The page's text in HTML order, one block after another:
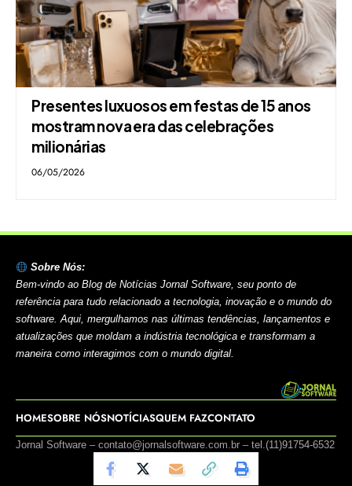
Presentes luxuosos em festas de 15 anos
mostram nova era das celebrações
milionárias
06/05/2026
Sobre Nós:
Bem-vindo ao Blog de Notícias Jornal Software, seu ponto de
referência para tudo relacionado a tecnologia, inovação e o mundo do
software. Aqui, mergulhamos nas últimas tendências, lançamentos e
atualizações que moldam a indústria tecnológica e transformam a
maneira como interagimos com o mundo digital.
HOMESOBRE NÓSNOTÍCIASQUEM FAZCONTATO
Jornal Software – contato@jornalsoftware.com.br – tel.(11)91754-6532